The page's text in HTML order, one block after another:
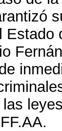
Estado